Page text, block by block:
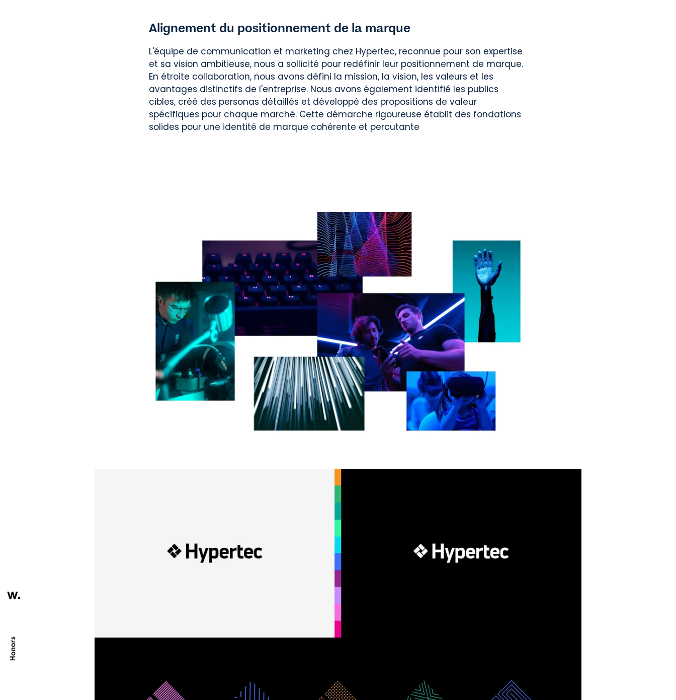
Alignement du positionnement de la marque
L'équipe de communication et marketing chez Hypertec, reconnue pour son expertise
et sa vision ambitieuse, nous a sollicité pour redéfinir leur positionnement de marque.
En étroite collaboration, nous avons défini la mission, la vision, les valeurs et les
avantages distinctifs de l'entreprise. Nous avons également identifié les publics
cibles, créé des personas détaillés et développé des propositions de valeur
spécifiques pour chaque marché. Cette démarche rigoureuse établit des fondations
solides pour une identité de marque cohérente et percutante